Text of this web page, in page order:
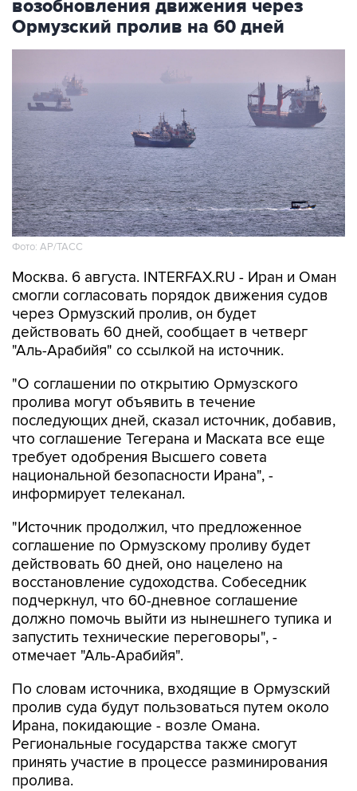
возобновления движения через
Ормузский пролив на 60 дней
Фото: AP/ТАСС
Москва. 6 августа. INTERFAX.RU - Иран и Оман
смогли согласовать порядок движения судов
через Ормузский пролив, он будет
действовать 60 дней, сообщает в четверг
"Аль-Арабийя" со ссылкой на источник.
"О соглашении по открытию Ормузского
пролива могут объявить в течение
последующих дней, сказал источник, добавив,
что соглашение Тегерана и Маската все еще
требует одобрения Высшего совета
национальной безопасности Ирана", -
информирует телеканал.
"Источник продолжил, что предложенное
соглашение по Ормузскому проливу будет
действовать 60 дней, оно нацелено на
восстановление судоходства. Собеседник
подчеркнул, что 60-дневное соглашение
должно помочь выйти из нынешнего тупика и
запустить технические переговоры", -
отмечает "Аль-Арабийя".
По словам источника, входящие в Ормузский
пролив суда будут пользоваться путем около
Ирана, покидающие - возле Омана.
Региональные государства также смогут
принять участие в процессе разминирования
пролива.